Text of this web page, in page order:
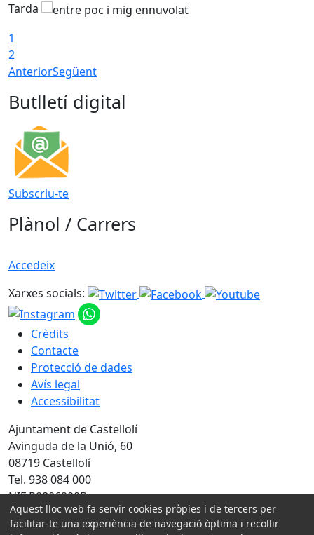
Tarda
1
2
AnteriorSegüent
Butlletí digital
Subscriu-te
Plànol / Carrers
Accedeix
Xarxes socials:
Crèdits
Contacte
Protecció de dades
Avís legal
Accessibilitat
Ajuntament de Castellolí
Avinguda de la Unió, 60
08719 Castellolí
Tel. 938 084 000
NIF P0806200B
Amb la col·laboració de:
Aquest lloc web fa servir cookies pròpies i de tercers per
facilitar-te una experiència de navegació òptima i recollir